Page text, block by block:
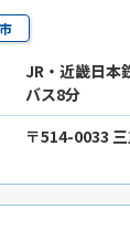
JR・近畿日本
バス8分
〒514-0033